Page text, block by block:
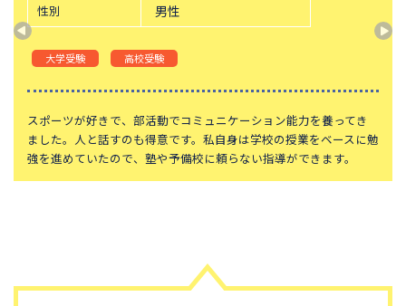
性別 男性
大学受験 高校受験
スポーツが好きで、部活動でコミュニケーション能力を養ってき
ました。人と話すのも得意です。私自身は学校の授業をベースに勉
強を進めていたので、塾や予備校に頼らない指導ができます。